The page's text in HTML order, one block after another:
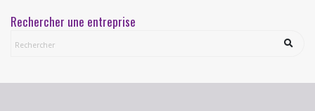
Rechercher une entreprise